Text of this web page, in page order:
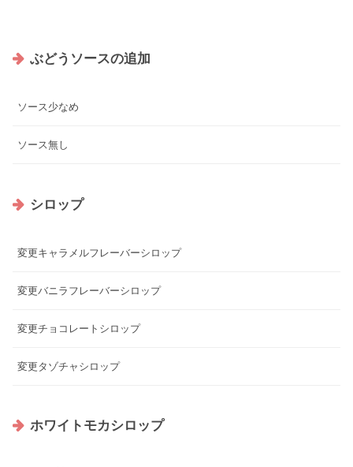
ぶどうソースの追加
ソース少なめ
ソース無し
シロップ
変更キャラメルフレーバーシロップ
変更バニラフレーバーシロップ
変更チョコレートシロップ
変更タゾチャシロップ
ホワイトモカシロップ